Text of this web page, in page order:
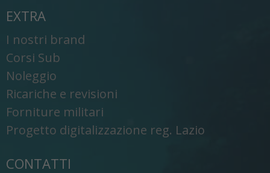
EXTRA
I nostri brand
Corsi Sub
Noleggio
Ricariche e revisioni
Forniture militari
Progetto digitalizzazione reg. Lazio
CONTATTI